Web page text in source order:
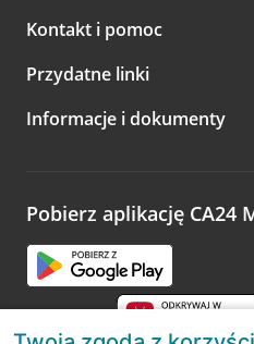
Kontakt i pomoc
Przydatne linki
Informacje i dokumenty
Pobierz aplikację CA24